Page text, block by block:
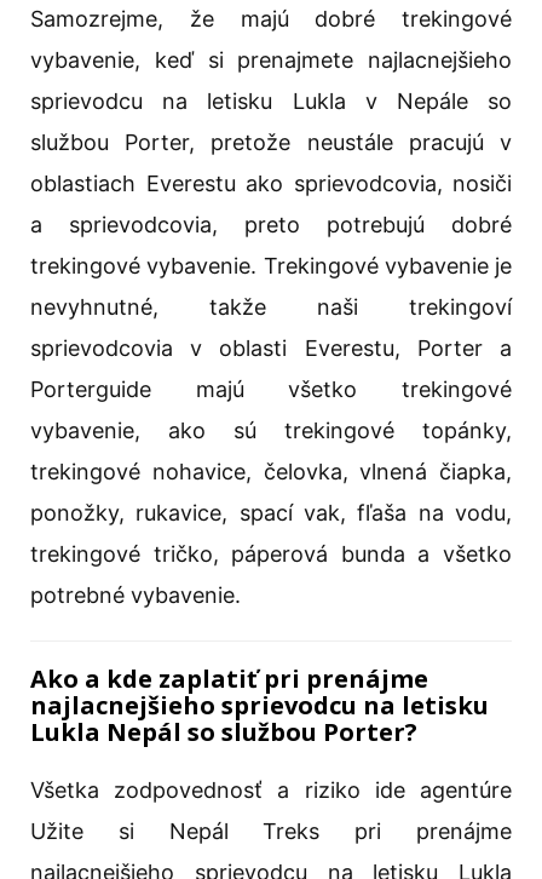
Samozrejme, že majú dobré trekingové
vybavenie, keď si prenajmete najlacnejšieho
sprievodcu na letisku Lukla v Nepále so
službou Porter, pretože neustále pracujú v
oblastiach Everestu ako sprievodcovia, nosiči
a sprievodcovia, preto potrebujú dobré
trekingové vybavenie. Trekingové vybavenie je
nevyhnutné, takže naši trekingoví
sprievodcovia v oblasti Everestu, Porter a
Porterguide majú všetko trekingové
vybavenie, ako sú trekingové topánky,
trekingové nohavice, čelovka, vlnená čiapka,
ponožky, rukavice, spací vak, fľaša na vodu,
trekingové tričko, páperová bunda a všetko
potrebné vybavenie.
Ako a kde zaplatiť pri prenájme
najlacnejšieho sprievodcu na letisku
Lukla Nepál so službou Porter?
Všetka zodpovednosť a riziko ide agentúre
Užite si Nepál Treks pri prenájme
najlacnejšieho sprievodcu na letisku Lukla